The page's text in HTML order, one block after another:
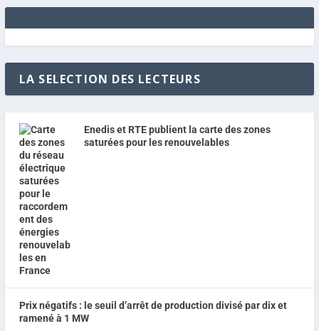
LA SELECTION DES LECTEURS
Enedis et RTE publient la carte des zones
saturées pour les renouvelables
Prix négatifs : le seuil d’arrêt de production divisé par dix et
ramené à 1 MW